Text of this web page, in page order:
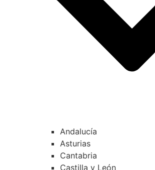
Andalucía
Asturias
Cantabria
Castilla y León